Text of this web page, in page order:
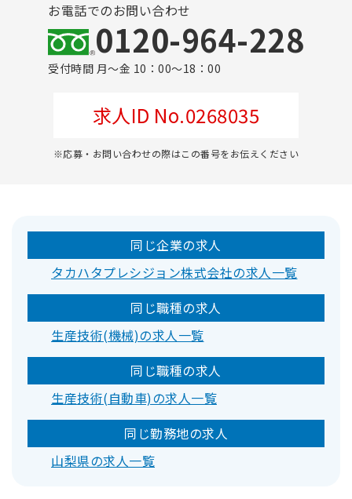
お電話でのお問い合わせ
0120-964-228
受付時間 月～金 10：00～18：00
求人ID No.0268035
※応募・お問い合わせの際はこの番号をお伝えください
同じ企業の求人
タカハタプレシジョン株式会社の求人一覧
同じ職種の求人
生産技術(機械)の求人一覧
同じ職種の求人
生産技術(自動車)の求人一覧
同じ勤務地の求人
山梨県の求人一覧